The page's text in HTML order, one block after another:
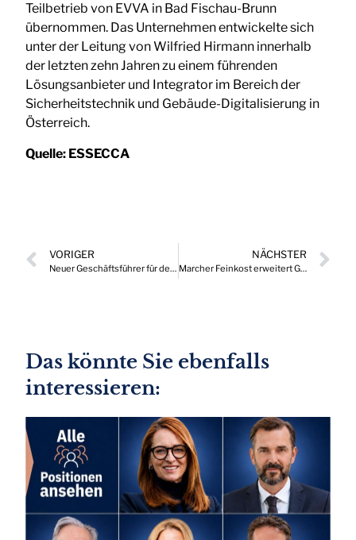
Teilbetrieb von EVVA in Bad Fischau-Brunn
übernommen. Das Unternehmen entwickelte sich
unter der Leitung von Wilfried Hirmann innerhalb
der letzten zehn Jahren zu einem führenden
Lösungsanbieter und Integrator im Bereich der
Sicherheitstechnik und Gebäude-Digitalisierung in
Österreich.
Quelle: ESSECCA
VORIGER
Neuer Geschäftsführer für den Kärntner Fertighausspezialisten GRIFFNER
NÄCHSTER
Marcher Feinkost erweitert Geschäftsführung
Das könnte Sie ebenfalls
interessieren: